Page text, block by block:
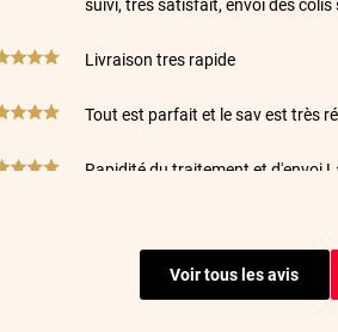
suivi, très satisfait, envoi des colis
*****Livraison tres rapide
*****Tout est parfait et le sav est très
*****Rapidité du traitement et d'envoi
Produit conforme (vitres arrières
soin temps et être organisé
Voir tous les avis